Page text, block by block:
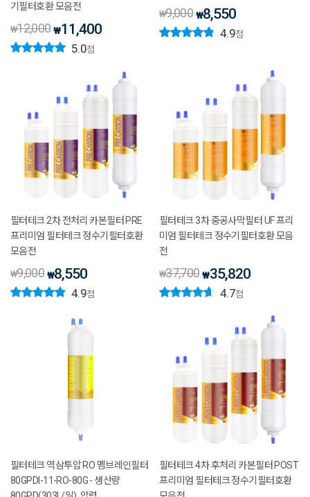
기필터호환 모음전
₩12,000 ₩11,400
5.0점
₩9,000 ₩8,550
4.9점
필터테크 2차 전처리 카본필터 PRE
프리미엄 필터테크 정수기필터호환
모음전
₩9,000 ₩8,550
4.9점
필터테크 3차 중공사막필터 UF 프리
미엄 필터테크 정수기필터호환 모음
전
₩37,700 ₩35,820
4.7점
필터테크 역삼투압 RO 멤브레인필터
80GPDI-11-RO-80G - 생산량
필터테크 4차 후처리 카본필터 POST
프리미엄 필터테크 정수기필터호환